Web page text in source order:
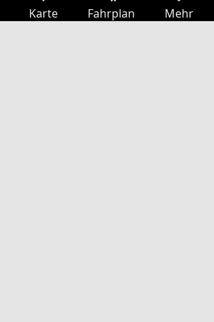
Karte Fahrplan Mehr